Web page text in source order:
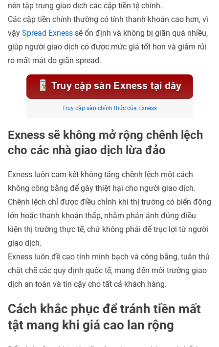
nên tập trung giao dịch các cặp tiền tệ chính.
Các cặp tiền chính thường có tính thanh khoản cao hơn, vì
vậy Spread Exness sẽ ổn định và không bị giãn quá nhiều,
giúp người giao dịch có được mức giá tốt hơn và giảm rủi
ro mất mát do giãn spread.
Truy cập sàn chính thức của Exness
Exness sẽ không mở rộng chênh lệch
cho các nhà giao dịch lừa đảo
Exness luôn cam kết không tăng chênh lệch một cách
không công bằng để gây thiệt hại cho người giao dịch.
Chênh lệch chỉ được điều chỉnh khi thị trường có biến động
lớn hoặc thanh khoản thấp, nhằm phản ánh đúng điều
kiện thị trường thực tế, chứ không phải để trục lợi từ người
giao dịch.
Exness luôn đề cao tính minh bạch và công bằng, tuân thủ
chặt chẽ các quy định quốc tế, mang đến môi trường giao
dịch an toàn và tin cậy cho tất cả khách hàng.
Cách khắc phục để tránh tiền mất
tật mang khi giá cao lan rộng